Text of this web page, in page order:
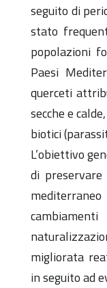
seguito di
stato
popolazioni
Paesi
querceti
secche e
biotici
L’obiettivo
di
migliorata
in seguito ad